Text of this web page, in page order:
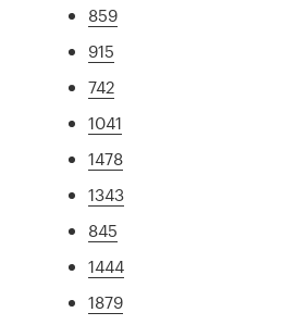
859
915
742
1041
1478
1343
845
1444
1879